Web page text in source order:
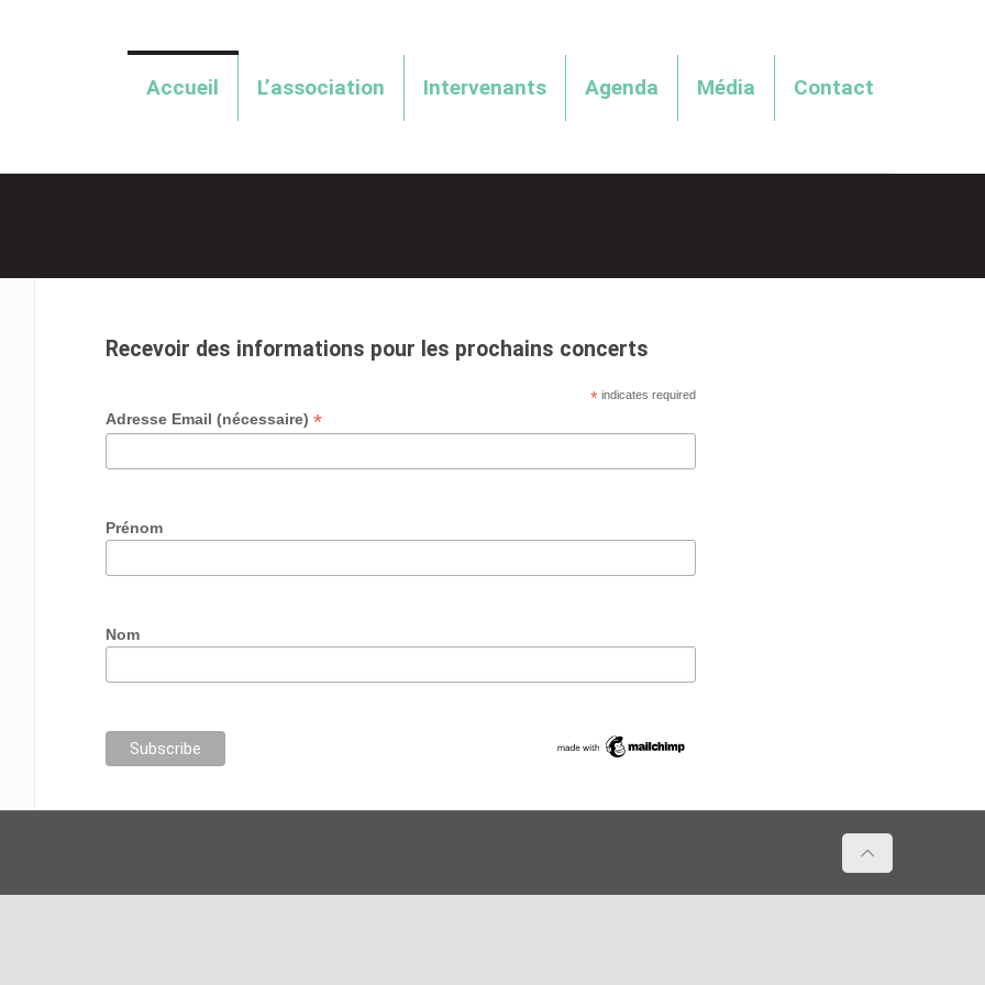
Accueil L’association Intervenants Agenda Média Contact
Recevoir des informations pour les prochains concerts
* indicates required
Adresse Email (nécessaire) *
Prénom
Nom